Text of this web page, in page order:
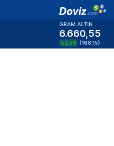
GRAM ALTIN
6.660,55
%2,59 (168,15)